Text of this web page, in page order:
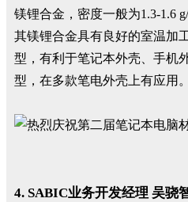
镁锂合金，密度一般为1.3-1.6
其镁锂合金具有良好的室温加
型，有利于笔记本外壳、手机
型，在多款笔电外壳上有应用。
4. SABIC业务开发经理 吴骁